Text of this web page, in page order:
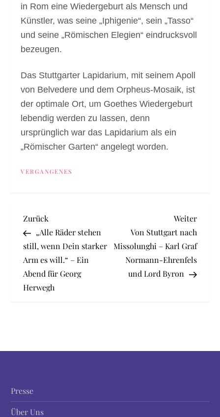
in Rom eine Wiedergeburt als Mensch und
Künstler, was seine „Iphigenie“, sein „Tasso“
und seine „Römischen Elegien“ eindrucksvoll
bezeugen.
Das Stuttgarter Lapidarium, mit seinem Apoll
von Belvedere und dem Orpheus-Mosaik, ist
der optimale Ort, um Goethes Wiedergeburt
lebendig werden zu lassen, denn
ursprünglich war das Lapidarium als ein
„Römischer Garten“ angelegt worden.
VERGANGENES
B
e
i
t
s
n
Vorheriger
Beitrag
Zurück
„Alle Räder stehen
still, wenn Dein starker
Arm es will.“ – Ein
Abend für Georg
Herwegh
Weiter
Von Stuttgart nach
Missolunghi – Karl Graf
Normann-Ehrenfels
und Lord Byron
Presse
Über Uns